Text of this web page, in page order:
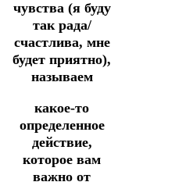
чувства (я буду
так рада/
счастлива, мне
будет приятно),
называем
какое-то
определенное
действие,
которое вам
важно от